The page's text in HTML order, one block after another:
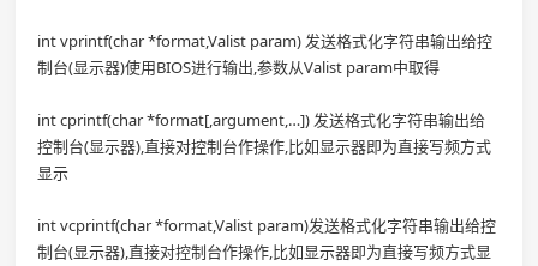
int vprintf(char *format,Valist param) 发送格式化字符串输出给控
制台(显示器)使用BIOS进行输出,参数从Valist param中取得
int cprintf(char *format[,argument,…]) 发送格式化字符串输出给
控制台(显示器),直接对控制台作操作,比如显示器即为直接写频方式
显示
int vcprintf(char *format,Valist param)发送格式化字符串输出给控
制台(显示器),直接对控制台作操作,比如显示器即为直接写频方式显